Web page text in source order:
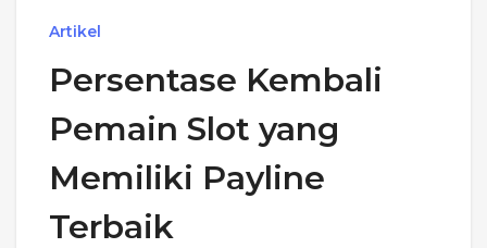
Artikel
Persentase Kembali
Pemain Slot yang
Memiliki Payline
Terbaik